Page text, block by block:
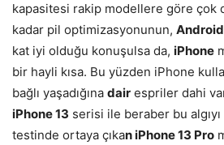
kapasitesi rakip modellere göre çok
kadar pil optimizasyonunun, Android
kat iyi olduğu konuşulsa da, iPhone
bir hayli kısa. Bu yüzden iPhone
bağlı yaşadığına dair espriler dahi
iPhone 13 serisi ile beraber bu algıyı
testinde ortaya çıkan iPhone 13 Pro